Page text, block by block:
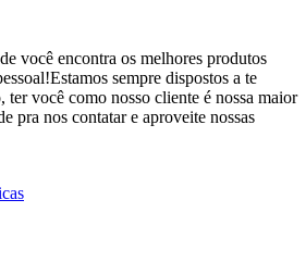
você encontra os melhores produtos
sempre dispostos a te
ter você como nosso cliente é nossa maior
pra nos contatar e aproveite nossas